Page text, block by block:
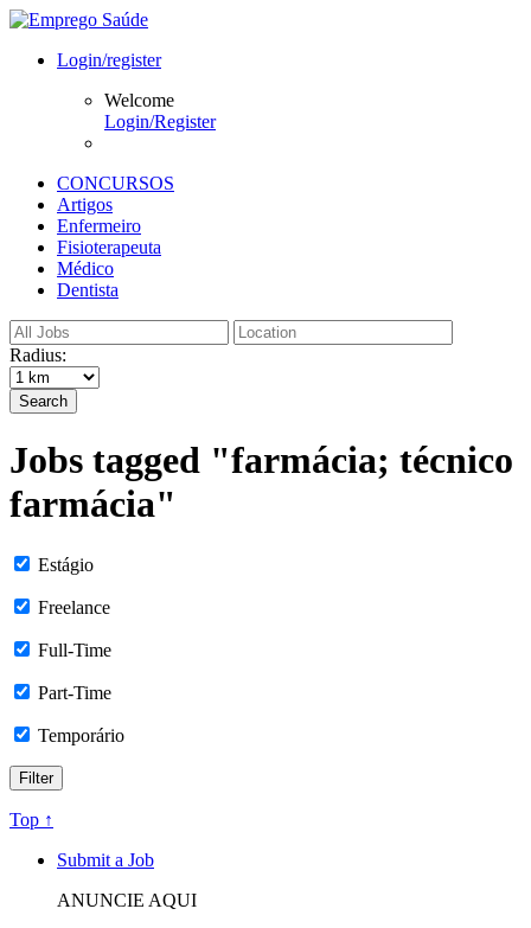
Login/register
Welcome
Login/Register
CONCURSOS
Artigos
Enfermeiro
Fisioterapeuta
Médico
Dentista
Radius:
Search
Jobs tagged "farmácia; técnico
farmácia"
Estágio
Freelance
Full-Time
Part-Time
Temporário
Top ↑
Submit a Job
ANUNCIE AQUI